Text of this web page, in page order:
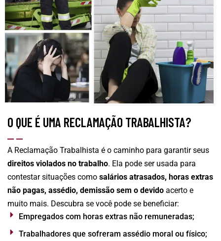
O QUE É UMA RECLAMAÇÃO TRABALHISTA?
A Reclamação Trabalhista é o caminho para garantir seus
direitos violados no trabalho. Ela pode ser usada para
contestar situações como salários atrasados, horas extras
não pagas, assédio, demissão sem o devido acerto e
muito mais. Descubra se você pode se beneficiar:
Empregados com horas extras não remuneradas;
Trabalhadores que sofreram assédio moral ou físico;